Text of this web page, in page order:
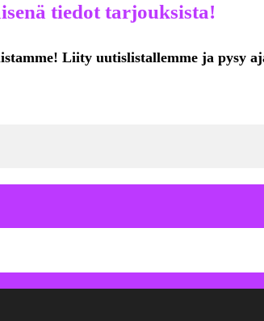
tiedot tarjouksista!
Liity uutislistallemme ja pysy